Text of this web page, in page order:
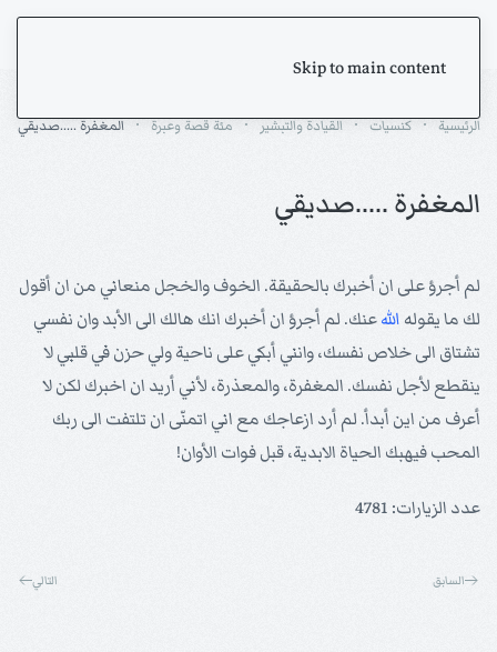
Skip to main content
الرئيسية كنسيات القيادة والتبشير مئة قصة وعبرة المغفرة .....صديقي
المغفرة .....صديقي
لم أجرؤ على ان أخبرك بالحقيقة. الخوف والخجل منعاني من ان أقول
لك ما يقوله اللهعنك. لم أجرؤ ان أخبرك انك هالك الى الأبد وان نفسي
تشتاق الى خلاص نفسك، وانني أبكي على ناحية ولي حزن في قلبي لا
ينقطع لأجل نفسك. المغفرة، والمعذرة، لأني أريد ان اخبرك لكن لا
أعرف من اين أبدأ. لم أرد ازعاجك مع اني اتمنّى ان تلتفت الى ربك
المحب فيهبك الحياة الابدية، قبل فوات الأوان!
عدد الزيارات: 4781
السابق التالي